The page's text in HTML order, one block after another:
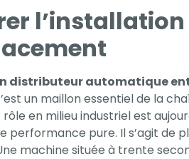
distributeur automatique
un maillon essentiel de la
en milieu industriel est
performance pure. Il s’agit de
machine située à trente